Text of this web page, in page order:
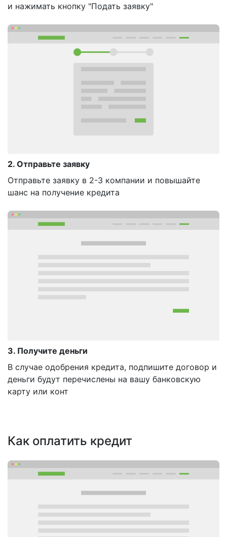
и нажимать кнопку "Подать заявку"
2. Отправьте заявку
Отправьте заявку в 2-3 компании и повышайте
шанс на получение кредита
3. Получите деньги
В случае одобрения кредита, подпишите договор и
деньги будут перечислены на вашу банковскую
карту или конт
Как оплатить кредит